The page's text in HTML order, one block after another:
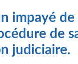
impayé
de
judiciaire.